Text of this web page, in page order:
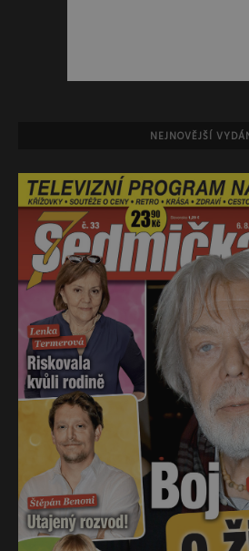
NEJNOVĚJŠÍ